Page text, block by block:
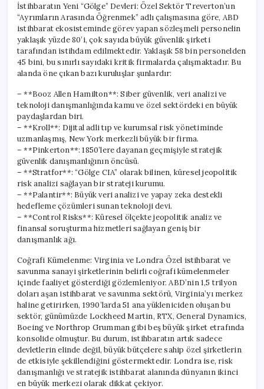
İstihbaratın Yeni “Gölge” Devleri: Özel Sektör Treverton’un
“Ayrımların Arasında Öğrenmek” adlı çalışmasına göre, ABD
istihbarat ekosisteminde görev yapan sözleşmeli personelin
yaklaşık yüzde 80’i, çok sayıda büyük güvenlik şirketi
tarafından istihdam edilmektedir. Yaklaşık 58 bin personelden
45 bini, bu sınırlı sayıdaki kritik firmalarda çalışmaktadır. Bu
alanda öne çıkan bazı kuruluşlar şunlardır:
– **Booz Allen Hamilton**: Siber güvenlik, veri analizi ve
teknoloji danışmanlığında kamu ve özel sektördeki en büyük
paydaşlardan biri.
– **Kroll**: Dijital adli tıp ve kurumsal risk yönetiminde
uzmanlaşmış, New York merkezli büyük bir firma.
– **Pinkerton**: 1850’lere dayanan geçmişiyle stratejik
güvenlik danışmanlığının öncüsü.
– **Stratfor**: “Gölge CIA” olarak bilinen, küresel jeopolitik
risk analizi sağlayan bir strateji kurumu.
– **Palantir**: Büyük veri analizi ve yapay zeka destekli
hedefleme çözümleri sunan teknoloji devi.
– **Control Risks**: Küresel ölçekte jeopolitik analiz ve
finansal soruşturma hizmetleri sağlayan geniş bir
danışmanlık ağı.
Coğrafi Kümelenme: Virginia ve Londra Özel istihbarat ve
savunma sanayi şirketlerinin belirli coğrafi kümelenmeler
içinde faaliyet gösterdiği gözlemleniyor. ABD’nin 1,5 trilyon
doları aşan istihbarat ve savunma sektörü, Virginia’yı merkez
haline getirirken, 1990’larda 51 ana yükleniciden oluşan bu
sektör, günümüzde Lockheed Martin, RTX, General Dynamics,
Boeing ve Northrop Grumman gibi beş büyük şirket etrafında
konsolide olmuştur. Bu durum, istihbaratın artık sadece
devletlerin elinde değil, büyük bütçelere sahip özel şirketlerin
de etkisiyle şekillendiğini göstermektedir. Londra ise, risk
danışmanlığı ve stratejik istihbarat alanında dünyanın ikinci
en büyük merkezi olarak dikkat çekiyor.